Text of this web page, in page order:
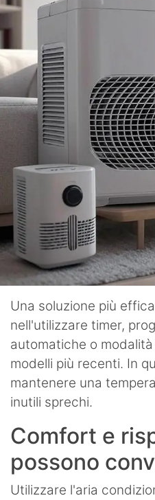
Una soluzione più
nell'utilizzare timer,
automatiche o
modelli più recenti. In
mantenere una
inutili sprechi.
Comfort e
possono
Utilizzare l'aria